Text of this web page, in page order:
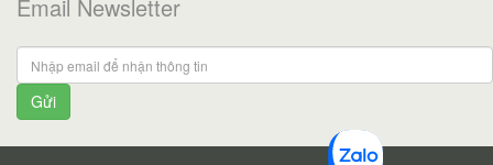
Email Newsletter
Gửi